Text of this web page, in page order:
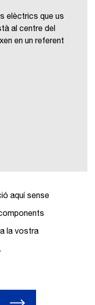
elèctrics que us
al centre del
en un referent
aquí sense
la vostra